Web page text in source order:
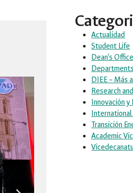
Actualidad
Student Life
Dean’s Office
Departments
DIEE – Más
Research
Innovación y
Transición
Academic